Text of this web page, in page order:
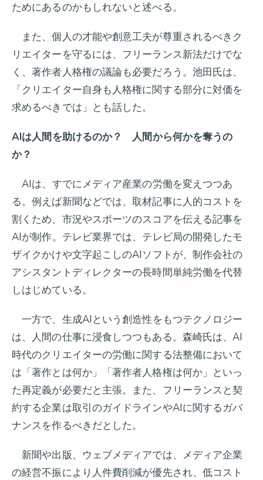
ためにあるのかもしれないと述べる。
また、個人の才能や創意工夫が尊重されるべきク
リエイターを守るには、フリーランス新法だけでな
く、著作者人格権の議論も必要だろう。池田氏は、
「クリエイター自身も人格権に関する部分に対価を
求めるべきでは」とも話した。
AIは人間を助けるのか？ 人間から何かを奪うの
か？
AIは、すでにメディア産業の労働を変えつつあ
る。例えば新聞などでは、取材記事に人的コストを
割くため、市況やスポーツのスコアを伝える記事を
AIが制作。テレビ業界では、テレビ局の開発したモ
ザイクかけや文字起こしのAIソフトが、制作会社の
アシスタントディレクターの長時間単純労働を代替
しはじめている。
一方で、生成AIという創造性をもつテクノロジー
は、人間の仕事に浸食しつつもある。森崎氏は、AI
時代のクリエイターの労働に関する法整備において
は「著作とは何か」「著作者人格権は何か」といっ
た再定義が必要だと主張。また、フリーランスと契
約する企業は取引のガイドラインやAIに関するガバ
ナンスを作るべきだとした。
新聞や出版、ウェブメディアでは、メディア企業
の経営不振により人件費削減が優先され、低コスト